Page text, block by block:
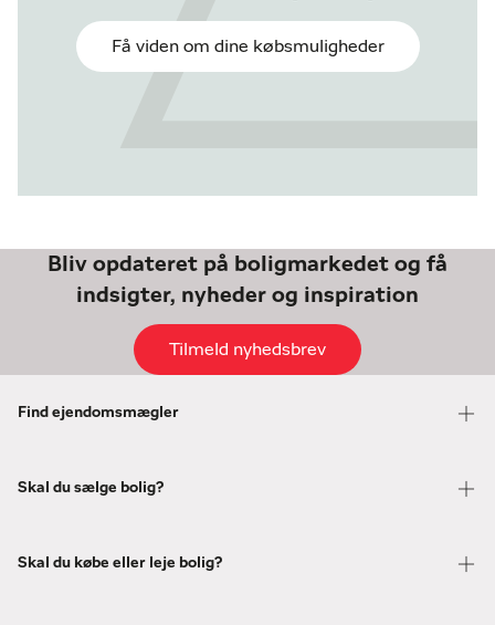
Få viden om dine købsmuligheder
Bliv opdateret på boligmarkedet og få
indsigter, nyheder og inspiration
Tilmeld nyhedsbrev
Find ejendomsmægler
Skal du sælge bolig?
Skal du købe eller leje bolig?